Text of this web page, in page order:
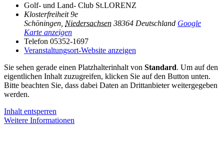
Golf- und Land- Club St.LORENZ
Klosterfreiheit 9e
Schöningen Niedersachsen 38364 Deutschland Google
Karte anzeigen
Telefon 05352-1697
Veranstaltungsort-Website anzeigen
Sie sehen gerade einen Platzhalterinhalt von Standard. Um auf den
eigentlichen Inhalt zuzugreifen, klicken Sie auf den Button unten.
Bitte beachten Sie, dass dabei Daten an Drittanbieter weitergegeben
werden.
Inhalt entsperren
Weitere Informationen